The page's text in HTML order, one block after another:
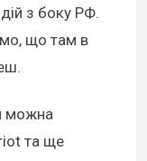
з боку РФ.
що там в
можна
та ще